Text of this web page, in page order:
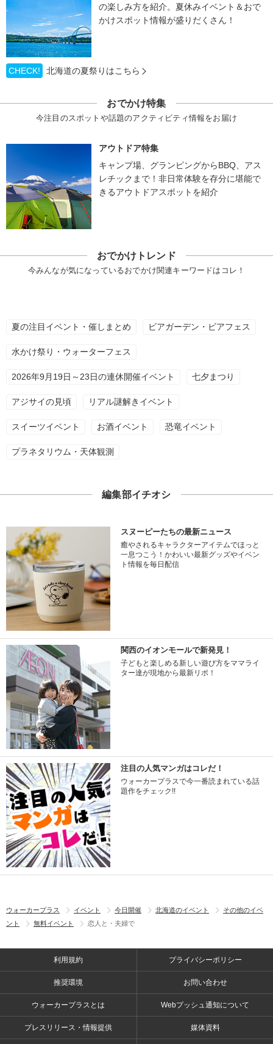
の楽しみ方を紹介。夏休みイベント＆おで
かけスポット情報が盛りだくさん！
CHECK! 北海道の夏祭りはこちら
おでかけ特集
今注目のスポットや話題のアクティビティ情報をお届け
アウトドア特集
キャンプ場、グランピングからBBQ、アス
レチックまで！非日常体験を存分に堪能で
きるアウトドアスポットを紹介
おでかけトレンド
今みんなが気になっているおでかけ関連キーワードはコレ！
夏の注目イベント・催しまとめ ビアガーデン・ビアフェス
水かけ祭り・ウォーターフェス
2026年9月19日～23日の連休開催イベント 七夕まつり
アジサイの見頃 リアル謎解きイベント
スイーツイベント お酒イベント 恐竜イベント
プラネタリウム・天体観測
編集部イチオシ
スヌーピーたちの最新ニュース
癒やされるキャラクターアイテムでほっと
一息つこう！かわいい最新グッズやイベン
ト情報を毎日配信
関西のイオンモールで新発見！
子どもと楽しめる新しい遊び方をママライ
ター達が現地から最新リポ！
注目の人気マンガはコレだ！
ウォーカープラスで今一番読まれている話
題作をチェック!!
ウォーカープラス イベント 今日開催 北海道のイベント
その他のイベ
ント
無料イベント 恋人と・夫婦で
利用規約 プライバシーポリシー
推奨環境 お問い合わせ
ウォーカープラスとは Webプッシュ通知について
プレスリリース・情報提供 媒体資料